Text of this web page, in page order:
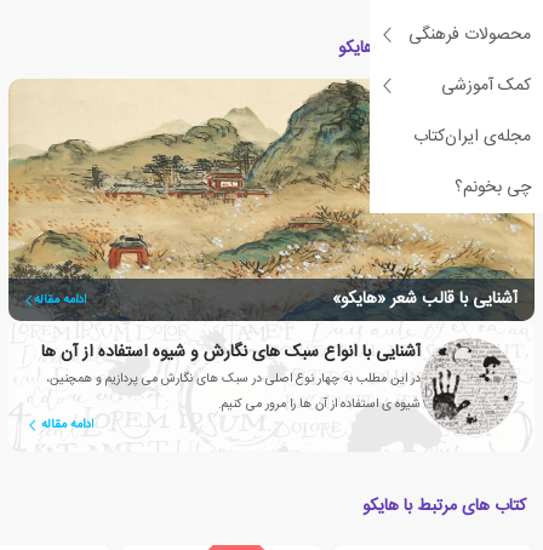
محصولات فرهنگی
کمک آموزشی
مجله‌ی ایران‌کتاب
چی بخونم؟
مقالات مرتبط با کتاب هایکو
آشنایی با قالب شعر «هایکو» ادامه مقاله
آشنایی با انواع سبک های نگارش و شیوه استفاده از آن ها
در این مطلب به چهار نوع اصلی در سبک های نگارش می پردازیم و همچنین،
شیوه ی استفاده از آن ها را مرور می کنیم.
ادامه مقاله
کتاب های مرتبط با هایکو